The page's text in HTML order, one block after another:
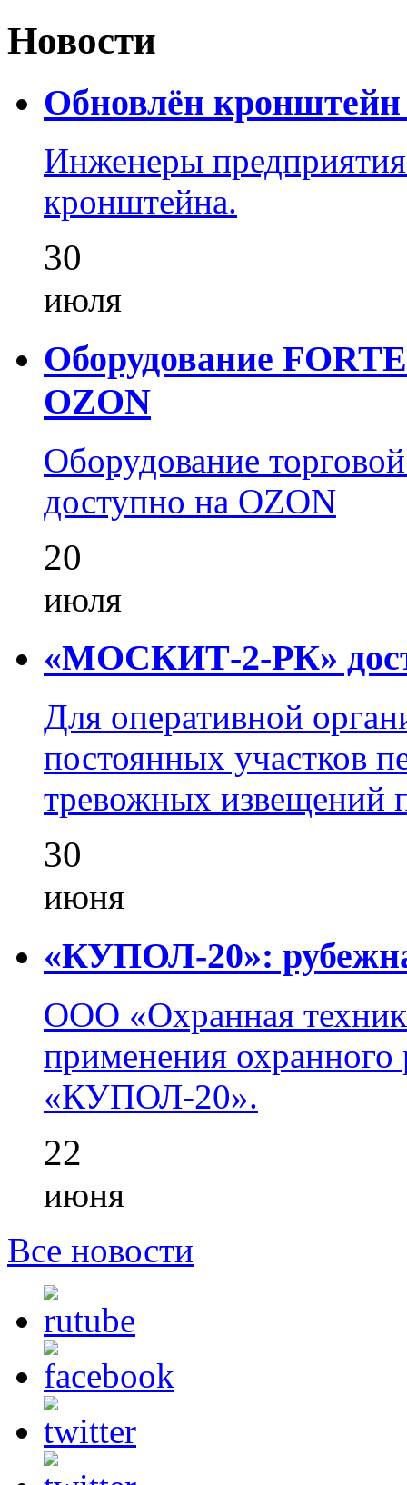
Новости
Обновлён
Инженеры
кронштейна.
30
июля
Оборудование
OZON
Оборудование
доступно на OZON
20
июля
«МОСКИТ-2-РК»
Для оперативной
постоянных участков
тревожных извещений
30
июня
«КУПОЛ-20»:
ООО «Охранная
применения охранного
«КУПОЛ-20».
22
июня
Все новости